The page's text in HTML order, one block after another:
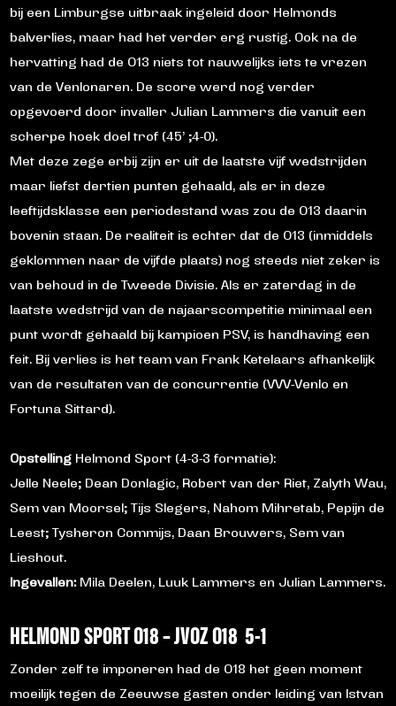
bij een Limburgse uitbraak ingeleid door Helmonds
balverlies, maar had het verder erg rustig. Ook na de
hervatting had de O13 niets tot nauwelijks iets te vrezen
van de Venlonaren. De score werd nog verder
opgevoerd door invaller Julian Lammers die vanuit een
scherpe hoek doel trof (45’ ;4-0).
Met deze zege erbij zijn er uit de laatste vijf wedstrijden
maar liefst dertien punten gehaald, als er in deze
leeftijdsklasse een periodestand was zou de O13 daarin
bovenin staan. De realiteit is echter dat de O13 (inmiddels
geklommen naar de vijfde plaats) nog steeds niet zeker is
van behoud in de Tweede Divisie. Als er zaterdag in de
laatste wedstrijd van de najaarscompetitie minimaal een
punt wordt gehaald bij kampioen PSV, is handhaving een
feit. Bij verlies is het team van Frank Ketelaars afhankelijk
van de resultaten van de concurrentie (VVV-Venlo en
Fortuna Sittard).
OpstellingHelmond Sport (4-3-3 formatie):
Jelle Neele; Dean Donlagic, Robert van der Riet, Zalyth Wau,
Sem van Moorsel; Tijs Slegers, Nahom Mihretab, Pepijn de
Leest; Tysheron Commijs, Daan Brouwers, Sem van
Lieshout.
Ingevallen:Mila Deelen, Luuk Lammers en Julian Lammers.
HELMOND SPORT O18 – JVOZ O18 5-1
Zonder zelf te imponeren had de O18 het geen moment
moeilijk tegen de Zeeuwse gasten onder leiding van Istvan